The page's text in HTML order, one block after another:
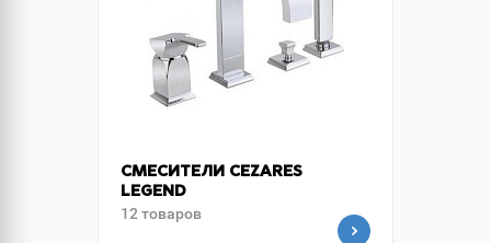
СМЕСИТЕЛИ CEZARES
LEGEND
12 товаров